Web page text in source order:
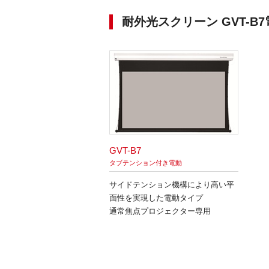
耐外光スクリーン GVT-B7
GVT-B7
タブテンション付き電動
サイドテンション機構により高い平
面性を実現した電動タイプ
通常焦点プロジェクター専用